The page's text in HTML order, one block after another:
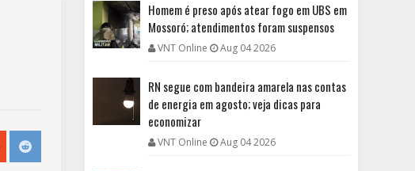
Homem é preso após atear fogo em UBS em
Mossoró; atendimentos foram suspensos
VNT Online Aug 04 2026
RN segue com bandeira amarela nas contas
de energia em agosto; veja dicas para
economizar
VNT Online Aug 04 2026